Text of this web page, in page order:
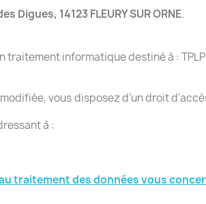
Digues, 14123 FLEURY SUR ORNE.
traitement informatique destiné à :
vous disposez d’un droit
à :
traitement des données vous